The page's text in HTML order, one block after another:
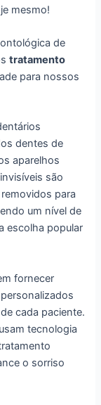
mesmo!
de
tratamento
para nossos
dentes de
aparelhos
são
para
um nível de
escolha popular
fornecer
personalizados
cada paciente.
tecnologia
o sorriso